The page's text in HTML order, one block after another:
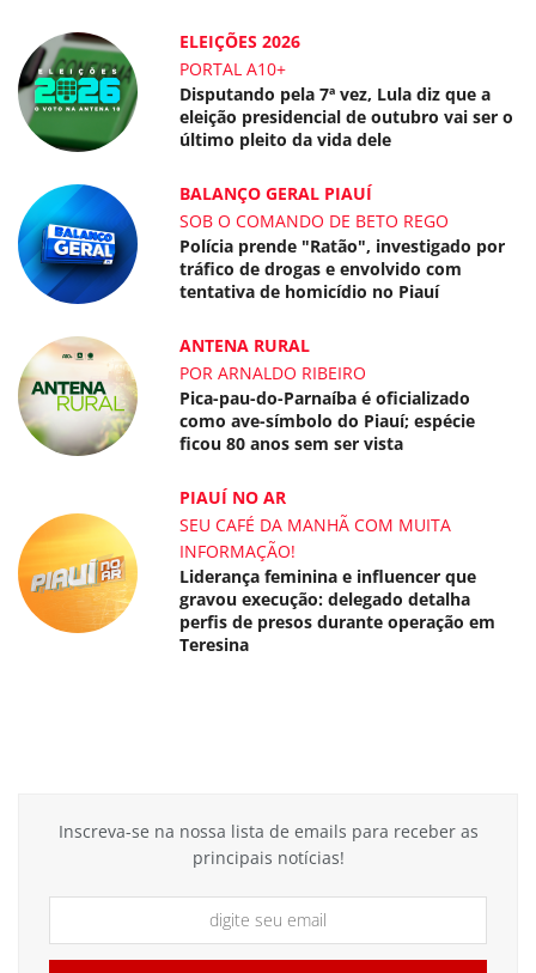
ELEIÇÕES 2026
PORTAL A10+
Disputando pela 7ª vez, Lula diz que a
eleição presidencial de outubro vai ser o
último pleito da vida dele
BALANÇO GERAL PIAUÍ
SOB O COMANDO DE BETO REGO
Polícia prende "Ratão", investigado por
tráfico de drogas e envolvido com
tentativa de homicídio no Piauí
ANTENA RURAL
POR ARNALDO RIBEIRO
Pica-pau-do-Parnaíba é oficializado
como ave-símbolo do Piauí; espécie
ficou 80 anos sem ser vista
PIAUÍ NO AR
SEU CAFÉ DA MANHÃ COM MUITA
INFORMAÇÃO!
Liderança feminina e influencer que
gravou execução: delegado detalha
perfis de presos durante operação em
Teresina
Inscreva-se na nossa lista de emails para receber as
principais notícias!